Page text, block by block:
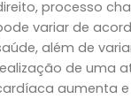
processo
variar de
além de
de uma
aumenta